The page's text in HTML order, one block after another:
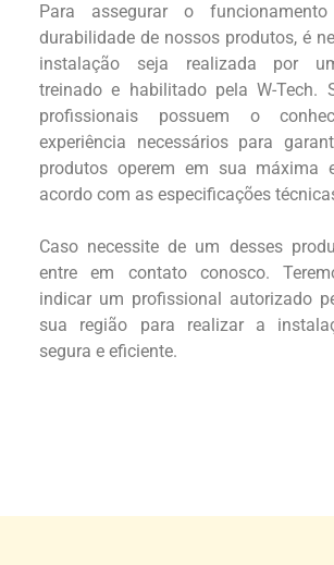
Para assegurar o
durabilidade de nossos produtos, é
instalação seja realizada por
treinado e habilitado pela W-Tech.
profissionais possuem o
experiência necessários para
produtos operem em sua máxima
acordo com as especificações
Caso necessite de um desses
entre em contato conosco.
indicar um profissional autorizado
sua região para realizar a
segura e eficiente.